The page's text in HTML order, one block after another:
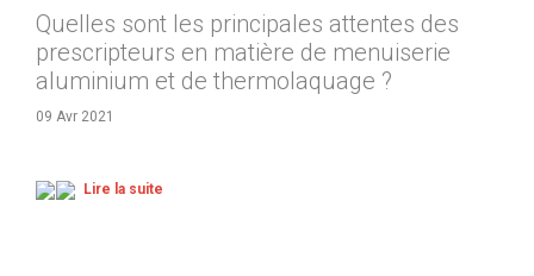
Quelles sont les principales attentes des
prescripteurs en matière de menuiserie
aluminium et de thermolaquage ?
09 Avr 2021
Lire la suite